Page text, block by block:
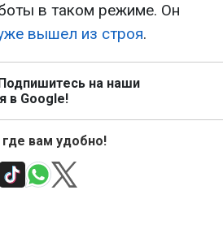
в таком режиме. Он
вышел из строя.
на наши
в Google!
где вам удобно!